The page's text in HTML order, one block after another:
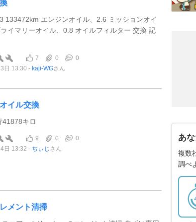
133472km エンジンオイル、2.6 ミッションオイ
イマリーオイル、0.8 オイルフィルター 交換 記
7 0
0
日 13:30
kaji-WGさん
イル交換
41878キロ
9 0
0
日 13:32
ぢぃじ さん
メント清掃
あ
複数
調べ